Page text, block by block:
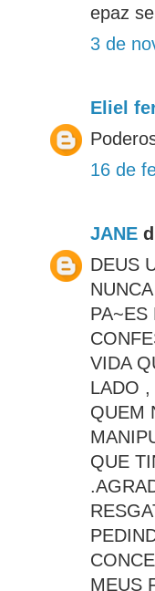
epaz
3 de
Eliel
16 de
JANE
DEUS
PA~ES
VIDA
LADO ,
QUEM
QUE
MEUS